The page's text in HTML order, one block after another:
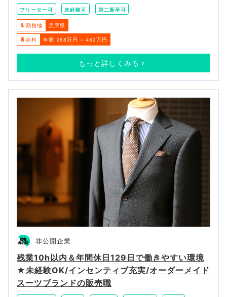
フリーター可 未経験可 第二新卒可
勤務地 兵庫県
給料 年収 288万円 ~ 462万円
もっと詳しくみる
非公開企業
残業10h以内＆年間休日129日で働きやすい環境
★未経験OK/インセンティブ充実/オーダーメイド
スーツブランドの販売職